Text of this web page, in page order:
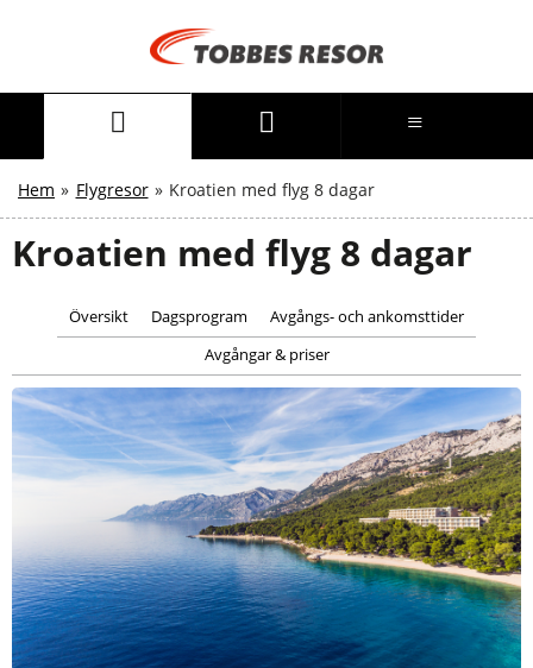
Hem » Flygresor » Kroatien med flyg 8 dagar
Kroatien med flyg 8 dagar
Översikt Dagsprogram
Avgångs- och ankomsttider
Avgångar & priser